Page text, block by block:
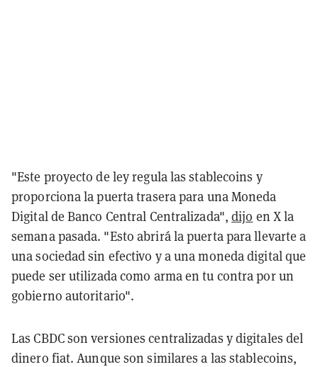
"Este proyecto de ley regula las stablecoins y
proporciona la puerta trasera para una Moneda
Digital de Banco Central Centralizada",dijo en X la
semana pasada. "Esto abrirá la puerta para llevarte a
una sociedad sin efectivo y a una moneda digital que
puede ser utilizada como arma en tu contra por un
gobierno autoritario".
Las CBDC son versiones centralizadas y digitales del
dinero fiat. Aunque son similares a las stablecoins,